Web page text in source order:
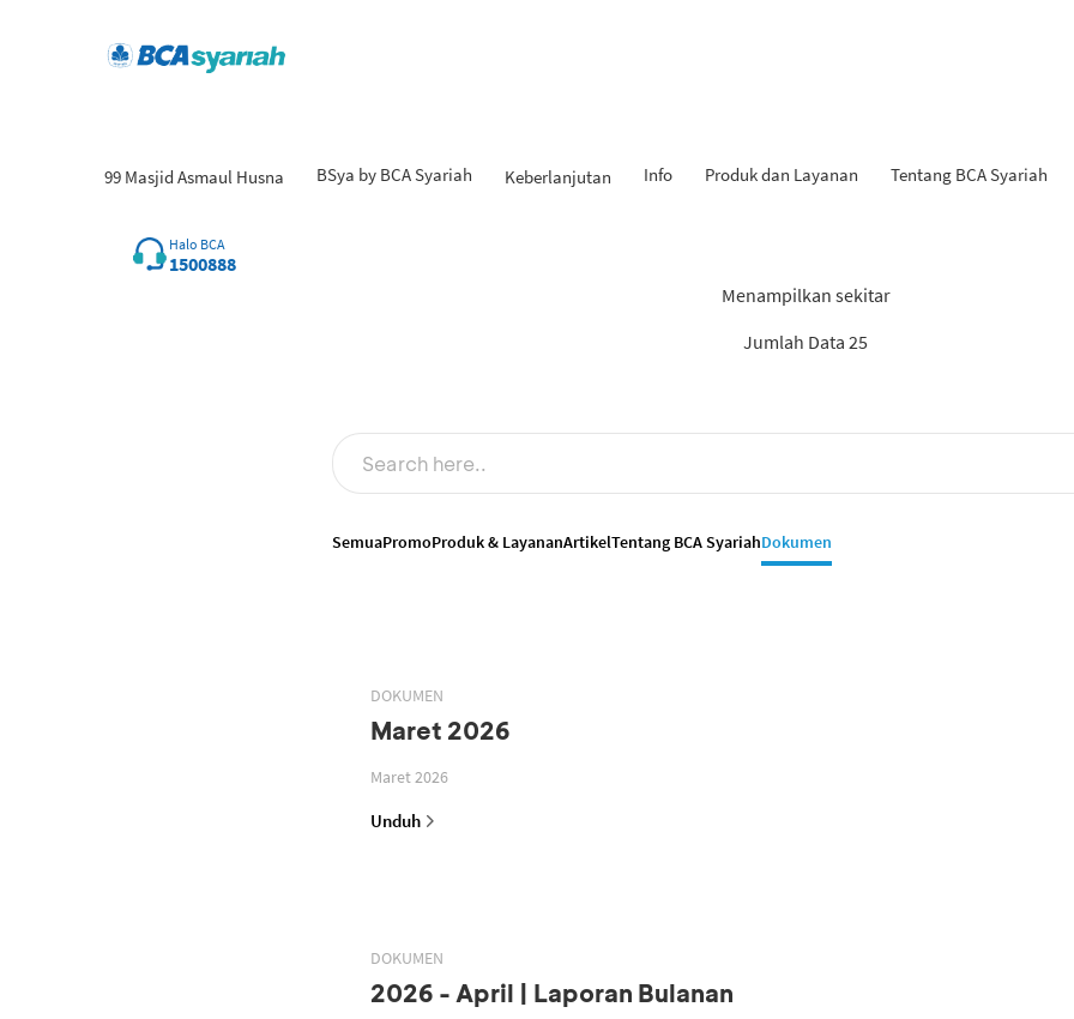
99 Masjid Asmaul Husna BSya by BCA Syariah Keberlanjutan Info Produk dan Layanan Tentang BCA Syariah
Halo BCA
1500888
Menampilkan sekitar
Jumlah Data 25
SemuaPromoProduk & LayananArtikelTentang BCA SyariahDokumen
DOKUMEN
Maret 2026
Maret 2026
Unduh
DOKUMEN
2026 - April | Laporan Bulanan